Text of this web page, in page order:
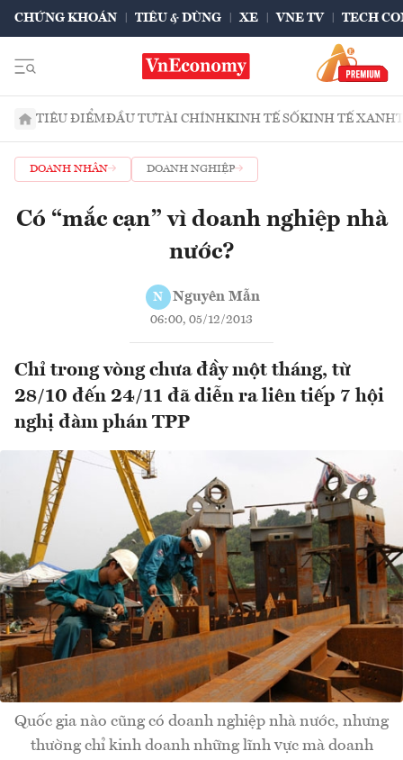
CHỨNG KHOÁN TIÊU & DÙNG XE VNE TV TECH
TIÊU ĐIỂMĐẦU TƯTÀI CHÍNHKINH TẾ SỐKINH TẾ XANH
DOANH NHÂN DOANH NGHIỆP
Có “mắc cạn” vì doanh nghiệp nhà
nước?
N Nguyên Mẫn
06:00, 05/12/2013
Chỉ trong vòng chưa đầy một tháng, từ
28/10 đến 24/11 đã diễn ra liên tiếp 7 hội
nghị đàm phán TPP
Quốc gia nào cũng có doanh nghiệp nhà nước, nhưng
thường chỉ kinh doanh những lĩnh vực mà doanh